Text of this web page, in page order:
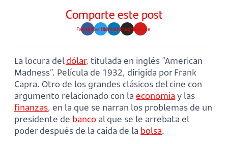
Comparte este post
FacebookTwitterLinkedinInstagramYoutube
La locura deldólar, titulada en inglés “American
Madness”. Película de 1932, dirigida por Frank
Capra. Otro de los grandes clásicos del cine con
argumento relacionado con la economía y las
finanzas, en la que se narran los problemas de un
presidente de banco al que se le arrebata el
poder después de la caída de la bolsa.